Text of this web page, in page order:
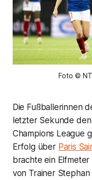
Foto ©
Die Fußballerinnen
letzter Sekunde
Champions League
Erfolg über Paris
brachte ein
von Trainer